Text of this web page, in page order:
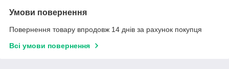
Умови повернення
Повернення товару впродовж 14 днів за рахунок покупця
Всі умови повернення